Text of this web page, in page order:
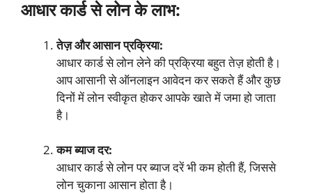
आधार कार्ड से लोन के लाभ:
तेज़ और आसान प्रक्रिया:
आधार कार्ड से लोन लेने की प्रक्रिया बहुत तेज़ होती है।
आप आसानी से ऑनलाइन आवेदन कर सकते हैं और कुछ
दिनों में लोन स्वीकृत होकर आपके खाते में जमा हो जाता
है।
कम ब्याज दर:
आधार कार्ड से लोन पर ब्याज दरें भी कम होती हैं, जिससे
लोन चुकाना आसान होता है।